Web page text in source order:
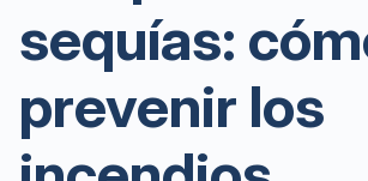
sequías:
prevenir los